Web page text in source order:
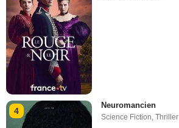
4
Neuromancien
Science Fiction,Thriller